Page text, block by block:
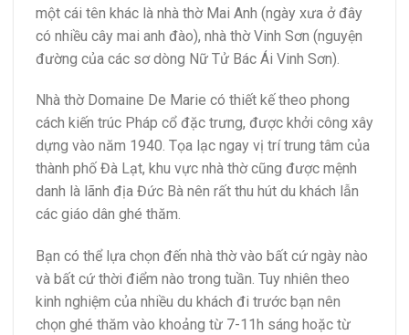
một cái tên khác là nhà thờ Mai Anh (ngày xưa ở đây
có nhiều cây mai anh đào), nhà thờ Vinh Sơn (nguyện
đường của các sơ dòng Nữ Tử Bác Ái Vinh Sơn).
Nhà thờ Domaine De Marie có thiết kế theo phong
cách kiến trúc Pháp cổ đặc trưng, được khởi công xây
dựng vào năm 1940. Tọa lạc ngay vị trí trung tâm của
thành phố Đà Lạt, khu vực nhà thờ cũng được mệnh
danh là lãnh địa Đức Bà nên rất thu hút du khách lẫn
các giáo dân ghé thăm.
Bạn có thể lựa chọn đến nhà thờ vào bất cứ ngày nào
và bất cứ thời điểm nào trong tuần. Tuy nhiên theo
kinh nghiệm của nhiều du khách đi trước bạn nên
chọn ghé thăm vào khoảng từ 7-11h sáng hoặc từ